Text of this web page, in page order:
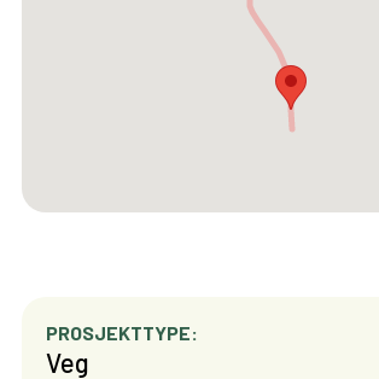
PROSJEKTTYPE:
Veg